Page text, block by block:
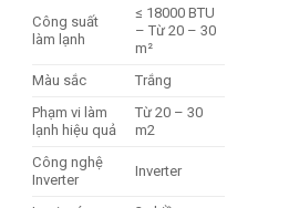
Công suất
làm lạnh
≤ 18000 BTU
– Từ 20 – 30
m²
Màu sắc
Trắng
Phạm vi làm
lạnh hiệu quả
Từ 20 – 30
m2
Công nghệ
Inverter
Inverter